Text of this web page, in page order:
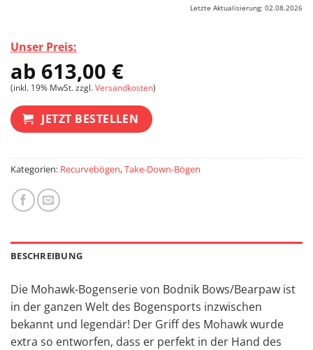
Letzte Aktualisierung: 02.08.2026
Unser Preis:
ab 613,00 €
(inkl. 19% MwSt. zzgl.Versandkosten)
JETZT BESTELLEN
Kategorien: Recurvebögen,Take-Down-Bögen
BESCHREIBUNG
Die Mohawk-Bogenserie von Bodnik Bows/Bearpaw ist
in der ganzen Welt des Bogensports inzwischen
bekannt und legendär! Der Griff des Mohawk wurde
extra so entworfen, dass er perfekt in der Hand des